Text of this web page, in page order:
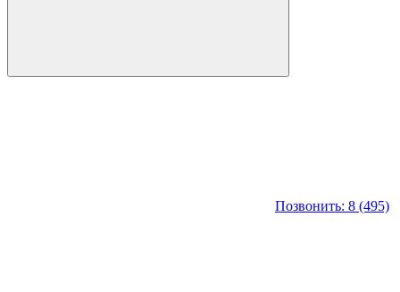
Позвонить: 8 (495)